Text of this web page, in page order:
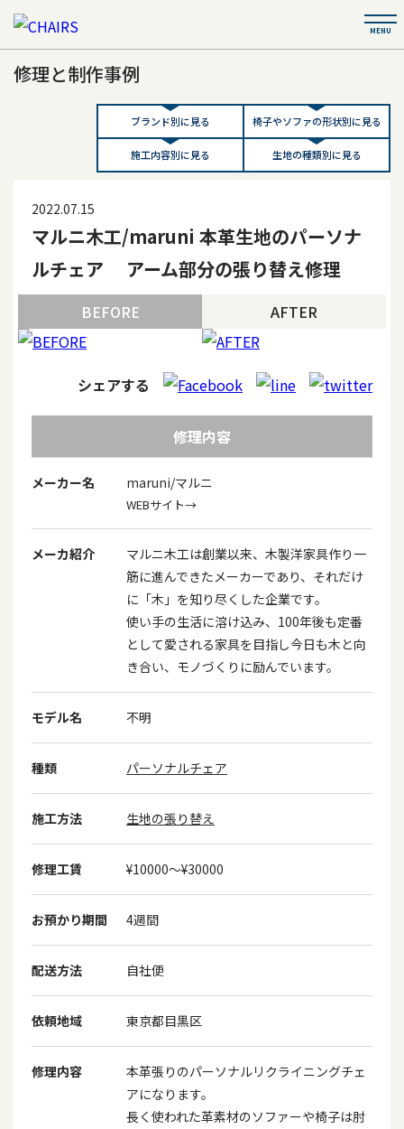
修理と制作事例
ブランド別に見る 椅子やソファの形状別に見る
施工内容別に見る 生地の種類別に見る
2022.07.15
マルニ木工/maruni 本革生地のパーソナ
ルチェア アーム部分の張り替え修理
BEFORE AFTER
シェアする
修理内容
メーカー名 maruni/マルニ
WEBサイト→
メーカ紹介
マルニ木工は創業以来、木製洋家具作り一
筋に進んできたメーカーであり、それだけ
に「木」を知り尽くした企業です。
使い手の生活に溶け込み、100年後も定番
として愛される家具を目指し今日も木と向
き合い、モノづくりに励んでいます。
モデル名 不明
種類 パーソナルチェア
施工方法 生地の張り替え
修理工賃 ¥10000〜¥30000
お預かり期間 4週間
配送方法 自社便
依頼地域 東京都目黒区
修理内容
本革張りのパーソナルリクライニングチェ
アになります。
長く使われた革素材のソファーや椅子は肘